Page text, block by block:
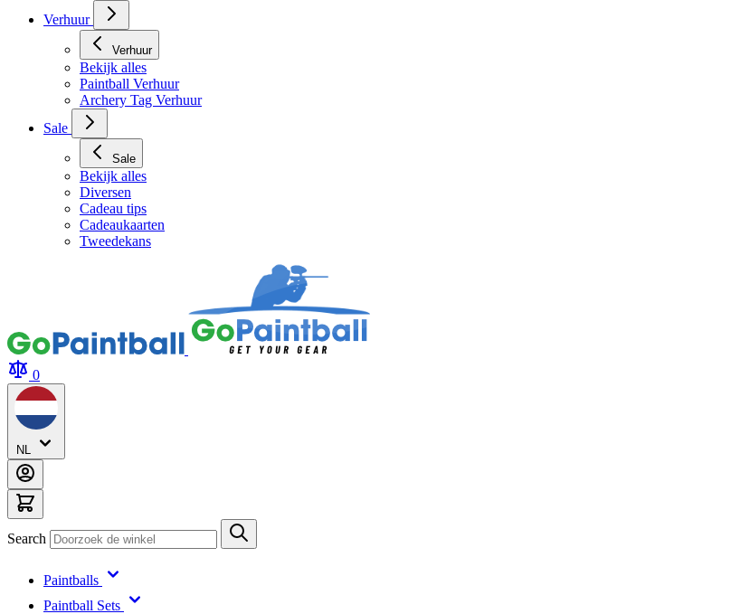
Verhuur
Verhuur
Bekijk alles
Paintball Verhuur
Archery Tag Verhuur
Sale
Sale
Bekijk alles
Diversen
Cadeau tips
Cadeaukaarten
Tweedekans
0
NL
Search
Paintballs
Paintball Sets